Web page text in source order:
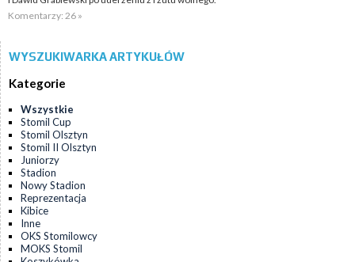
Komentarzy: 26 »
WYSZUKIWARKA ARTYKUŁÓW
Kategorie
Wszystkie
Stomil Cup
Stomil Olsztyn
Stomil II Olsztyn
Juniorzy
Stadion
Nowy Stadion
Reprezentacja
Kibice
Inne
OKS Stomilowcy
MOKS Stomil